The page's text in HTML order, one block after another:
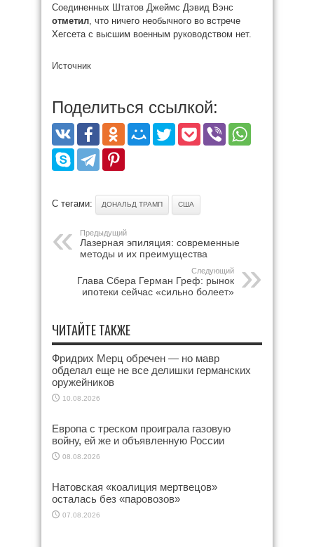
Соединенных Штатов Джеймс Дэвид Вэнс
отметил, что ничего необычного во встрече
Хегсета с высшим военным руководством нет.
Источник
Поделиться ссылкой:
С тегами: ДОНАЛЬД ТРАМП США
Предыдущий
Лазерная эпиляция: современные
методы и их преимущества
Следующий
Глава Сбера Герман Греф: рынок
ипотеки сейчас «сильно болеет»
ЧИТАЙТЕ ТАКЖЕ
Фридрих Мерц обречен — но мавр
обделал еще не все делишки германских
оружейников
10.08.2026
Европа с треском проиграла газовую
войну, ей же и объявленную России
08.08.2026
Натовская «коалиция мертвецов»
осталась без «паровозов»
07.08.2026